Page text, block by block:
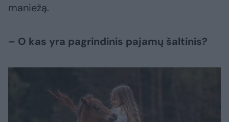
maniežą.
– O kas yra pagrindinis pajamų šaltinis?